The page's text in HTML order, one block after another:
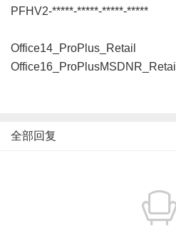
PFHV2-*****-*****-*****-*****
Office14_ProPlus_Retail
Office16_ProPlusMSDNR_Retail
全部回复